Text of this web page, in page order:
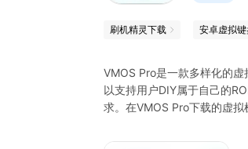
刷机精灵下载 安卓虚拟键
VMOS Pro是一款多样化的
以支持用户DIY属于自己的
求。在VMOS Pro下载的虚
和游戏，实现真正意义上的